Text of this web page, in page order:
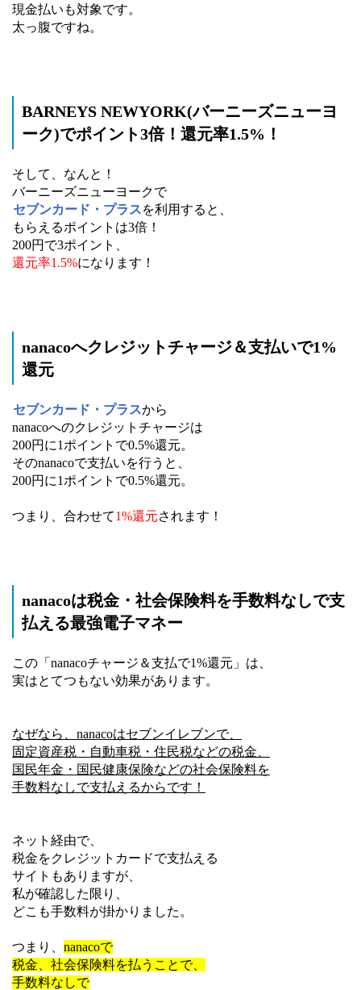
現金払いも対象です。
太っ腹ですね。
BARNEYS NEWYORK(バーニーズニューヨ
ーク)でポイント3倍！還元率1.5%！
そして、なんと！
バーニーズニューヨークで
セブンカード・プラスを利用すると、
もらえるポイントは3倍！
200円で3ポイント、
還元率1.5%になります！
nanacoへクレジットチャージ＆支払いで1%
還元
セブンカード・プラスから
nanacoへのクレジットチャージは
200円に1ポイントで0.5%還元。
そのnanacoで支払いを行うと、
200円に1ポイントで0.5%還元。
つまり、合わせて1%還元されます！
nanacoは税金・社会保険料を手数料なしで支
払える最強電子マネー
この「nanacoチャージ＆支払で1%還元」は、
実はとてつもない効果があります。
なぜなら、nanacoはセブンイレブンで、
固定資産税・自動車税・住民税などの税金、
国民年金・国民健康保険などの社会保険料を
手数料なしで支払えるからです！
ネット経由で、
税金をクレジットカードで支払える
サイトもありますが、
私が確認した限り、
どこも手数料が掛かりました。
つまり、 nanacoで
税金、社会保険料を払うことで、
手数料なしで